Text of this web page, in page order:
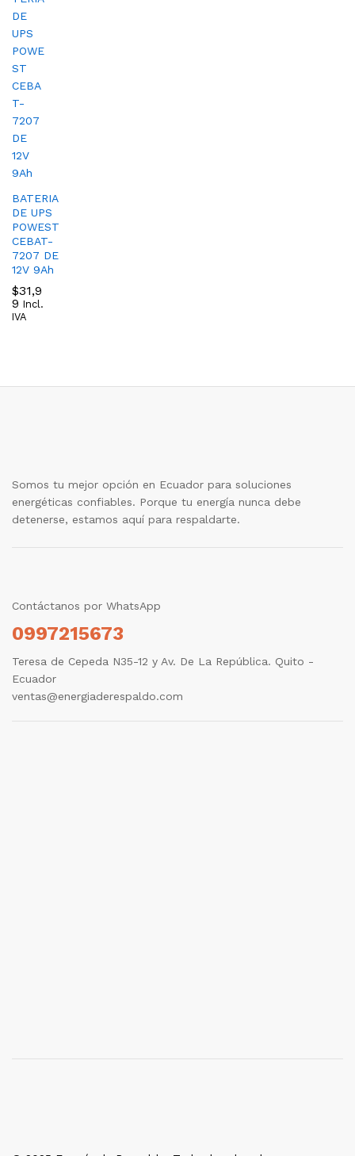
BATERIA
DE UPS
POWEST
CEBAT-
7207 DE
12V 9Ah
$31,9
9 Incl.
IVA
Somos tu mejor opción en Ecuador para soluciones
energéticas confiables. Porque tu energía nunca debe
detenerse, estamos aquí para respaldarte.
Contáctanos por WhatsApp
0997215673
Teresa de Cepeda N35-12 y Av. De La República. Quito -
Ecuador
ventas@energiaderespaldo.com